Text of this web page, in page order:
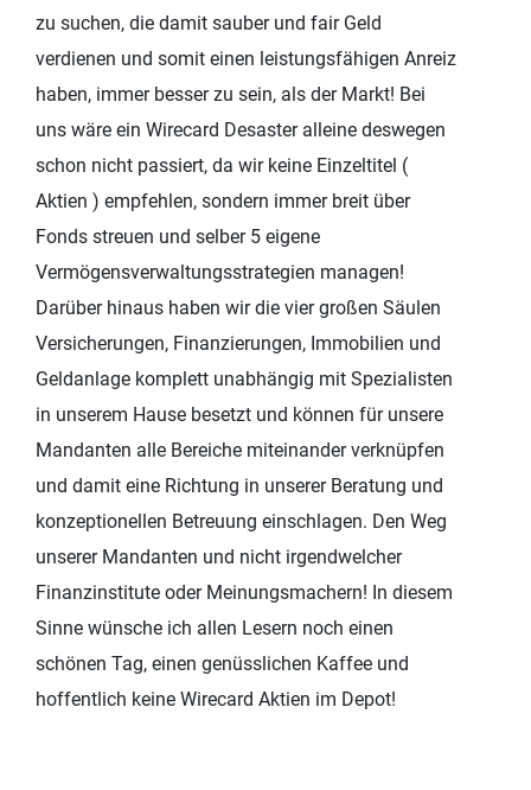
zu suchen, die damit sauber und fair Geld
verdienen und somit einen leistungsfähigen Anreiz
haben, immer besser zu sein, als der Markt! Bei
uns wäre ein Wirecard Desaster alleine deswegen
schon nicht passiert, da wir keine Einzeltitel (
Aktien ) empfehlen, sondern immer breit über
Fonds streuen und selber 5 eigene
Vermögensverwaltungsstrategien managen!
Darüber hinaus haben wir die vier großen Säulen
Versicherungen, Finanzierungen, Immobilien und
Geldanlage komplett unabhängig mit Spezialisten
in unserem Hause besetzt und können für unsere
Mandanten alle Bereiche miteinander verknüpfen
und damit eine Richtung in unserer Beratung und
konzeptionellen Betreuung einschlagen. Den Weg
unserer Mandanten und nicht irgendwelcher
Finanzinstitute oder Meinungsmachern! In diesem
Sinne wünsche ich allen Lesern noch einen
schönen Tag, einen genüsslichen Kaffee und
hoffentlich keine Wirecard Aktien im Depot!